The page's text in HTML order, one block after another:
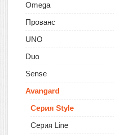
Omega
Прованс
UNO
Duo
Sense
Avangard
Серия Style
Серия Line